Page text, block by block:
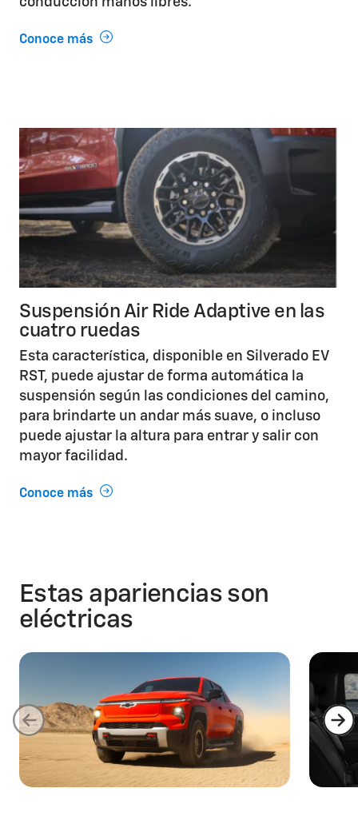
Conoce más
Suspensión Air Ride Adaptive en las
cuatro ruedas
Esta característica, disponible en Silverado EV
RST, puede ajustar de forma automática la
suspensión según las condiciones del camino,
para brindarte un andar más suave, o incluso
puede ajustar la altura para entrar y salir con
mayor facilidad.
Conoce más
Estas apariencias son
eléctricas